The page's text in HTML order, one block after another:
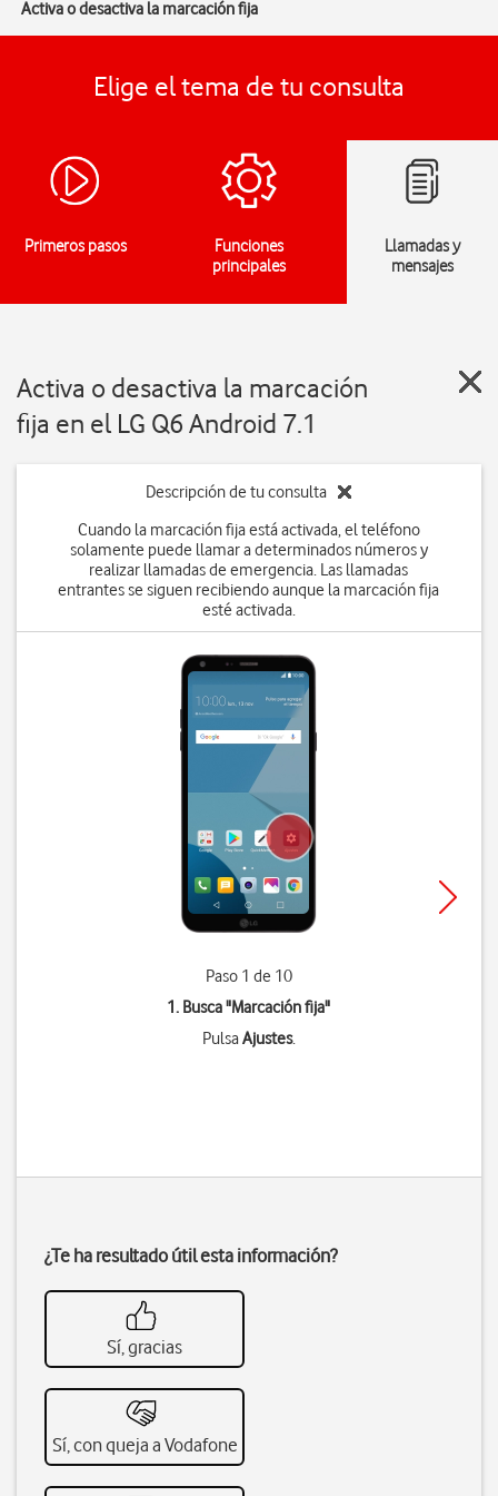
Activa o desactiva la marcación fija
Elige el tema de tu consulta
Primeros pasos
Funciones
principales
Llamadas y
mensajes
Activa o desactiva la marcación
fija en el LG Q6 Android 7.1
Descripción de tu consulta
Cuando la marcación fija está activada, el teléfono
solamente puede llamar a determinados números y
realizar llamadas de emergencia. Las llamadas
entrantes se siguen recibiendo aunque la marcación fija
esté activada.
Paso 1 de 10
1. Busca "Marcación fija"
PulsaAjustes.
¿Te ha resultado útil esta información?
Sí, gracias
Sí, con queja a Vodafone